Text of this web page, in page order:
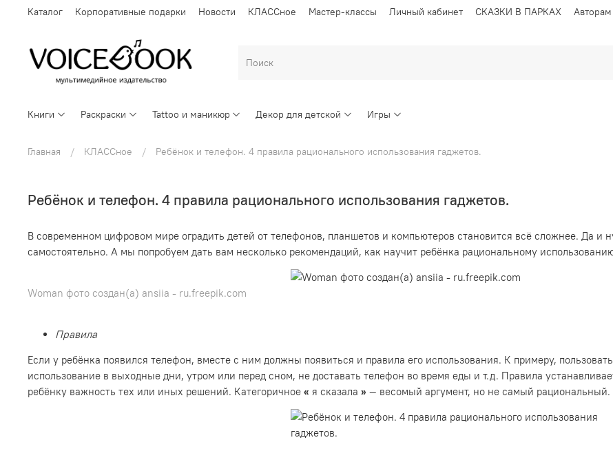
Каталог Корпоративные подарки Новости КЛАССное Мастер-классы Личный кабинет СКАЗКИ В ПАРКАХ Авторам
Книги Раскраски Tattoo и маникюр Декор для детской Игры
Главная КЛАССное Ребёнок и телефон. 4 правила рационального использования гаджетов.
Ребёнок и телефон. 4 правила рационального использования гаджетов.
В современном цифровом мире оградить детей от телефонов, планшетов и компьютеров становится всё сложнее. Да и
самостоятельно. А мы попробуем дать вам несколько рекомендаций, как научит ребёнка рациональному
Woman фото создан(а) ansiia - ru.freepik.com
Правила
Если у ребёнка появился телефон, вместе с ним должны появиться и правила его использования. К примеру,
использование в выходные дни, утром или перед сном, не доставать телефон во время еды и т.д. Правила
ребёнку важность тех или иных решений. Категоричное « я сказала » — весомый аргумент, но не самый рациональный.